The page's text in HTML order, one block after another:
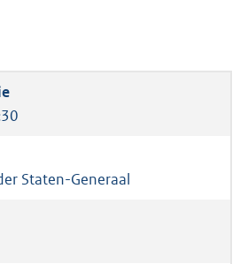
Staten-Generaal